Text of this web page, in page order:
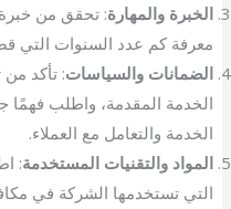
الخبرة والمهارة: تحقق من
معرفة كم عدد السنوات التي
الضمانات والسياسات: تأكد
الخدمة المقدمة، واطلب فهمًا
الخدمة والتعامل مع العملاء.
المواد والتقنيات المستخدمة:
التي تستخدمها الشركة في